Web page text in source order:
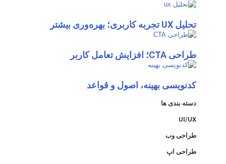
تحلیل UX تجربه کاربری؛ بهره‌وری بیشتر
طراحی CTA؛ افزایش تعامل کاربر
کدنویسی بهینه، اصول و قواعد
دسته بندی ها
UI/UX
طراحی وب
طراحی اپ